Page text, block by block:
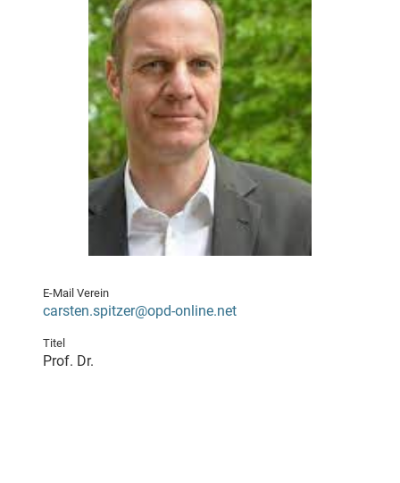
E-Mail Verein
carsten.spitzer@opd-online.net
Titel
Prof. Dr.